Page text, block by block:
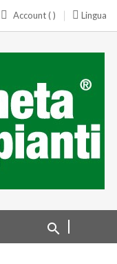
Lingua
Account ( )